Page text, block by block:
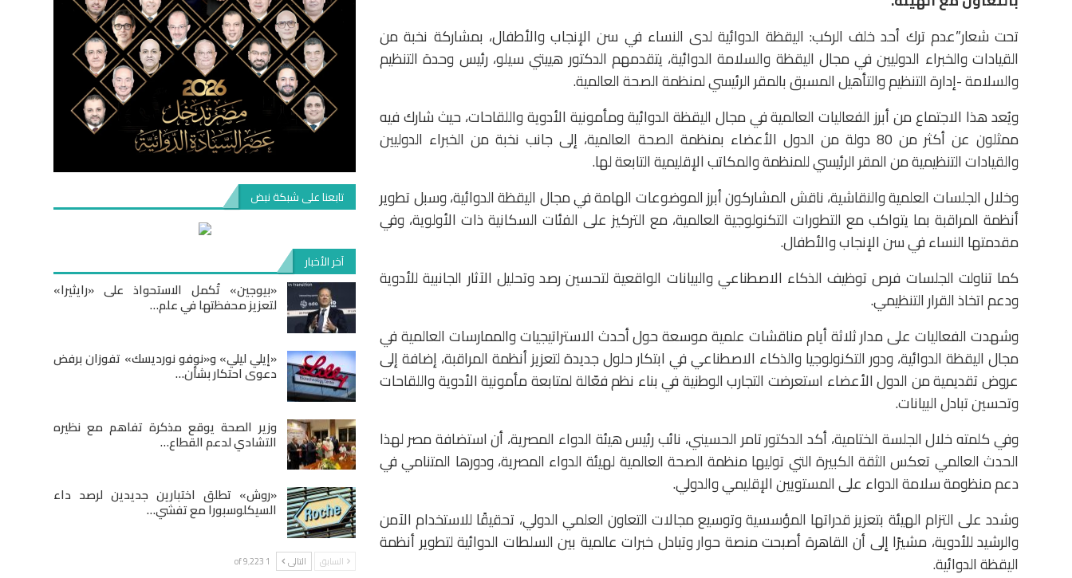
تحت شعار”عدم ترك أحد خلف الركب: اليقظة الدوائية لدى النساء في سن الإنجاب والأطفال، بمشاركة نخبة من
القيادات والخبراء الدوليين في مجال اليقظة والسلامة الدوائية، يتقدمهم الدكتور هييتي سيلو، رئيس وحدة التنظيم
والسلامة -إدارة التنظيم والتأهيل المسبق بالمقر الرئيسي لمنظمة الصحة العالمية.
ويُعد هذا الاجتماع من أبرز الفعاليات العالمية في مجال اليقظة الدوائية ومأمونية الأدوية واللقاحات، حيث شارك فيه
ممثلون عن أكثر من 80 دولة من الدول الأعضاء بمنظمة الصحة العالمية، إلى جانب نخبة من الخبراء الدوليين
والقيادات التنظيمية من المقر الرئيسي للمنظمة والمكاتب الإقليمية التابعة لها.
وخلال الجلسات العلمية والنقاشية، ناقش المشاركون أبرز الموضوعات الهامة في مجال اليقظة الدوائية، وسبل تطوير
أنظمة المراقبة بما يتواكب مع التطورات التكنولوجية العالمية، مع التركيز على الفئات السكانية ذات الأولوية، وفي
مقدمتها النساء في سن الإنجاب والأطفال.
كما تناولت الجلسات فرص توظيف الذكاء الاصطناعي والبيانات الواقعية لتحسين رصد وتحليل الآثار الجانبية للأدوية
ودعم اتخاذ القرار التنظيمي.
وشهدت الفعاليات على مدار ثلاثة أيام مناقشات علمية موسعة حول أحدث الاستراتيجيات والممارسات العالمية في
مجال اليقظة الدوائية، ودور التكنولوجيا والذكاء الاصطناعي في ابتكار حلول جديدة لتعزيز أنظمة المراقبة، إضافة إلى
عروض تقديمية من الدول الأعضاء استعرضت التجارب الوطنية في بناء نظم فعّالة لمتابعة مأمونية الأدوية واللقاحات
وتحسين تبادل البيانات.
وفي كلمته خلال الجلسة الختامية، أكد الدكتور تامر الحسيني، نائب رئيس هيئة الدواء المصرية، أن استضافة مصر لهذا
الحدث العالمي تعكس الثقة الكبيرة التي توليها منظمة الصحة العالمية لهيئة الدواء المصرية، ودورها المتنامي في
دعم منظومة سلامة الدواء على المستويين الإقليمي والدولي.
وشدد على التزام الهيئة بتعزيز قدراتها المؤسسية وتوسيع مجالات التعاون العلمي الدولي، تحقيقًا للاستخدام الآمن
والرشيد للأدوية، مشيرًا إلى أن القاهرة أصبحت منصة حوار وتبادل خبرات عالمية بين السلطات الدوائية لتطوير أنظمة
اليقظة الدوائية.
تابعنا على شبكة نبض
آخر الأخبار
«بيوجين» تُكمل الاستحواذ على «رايثيرا»
لتعزيز محفظتها في علم…
«إيلي ليلي» و«نوفو نورديسك» تفوزان برفض
دعوى احتكار بشأن…
وزير الصحة يوقع مذكرة تفاهم مع نظيره
التشادي لدعم القطاع…
«روش» تطلق اختبارين جديدين لرصد داء
السيكلوسبورا مع تفشي…
السابق التالى 1 of 9٬223